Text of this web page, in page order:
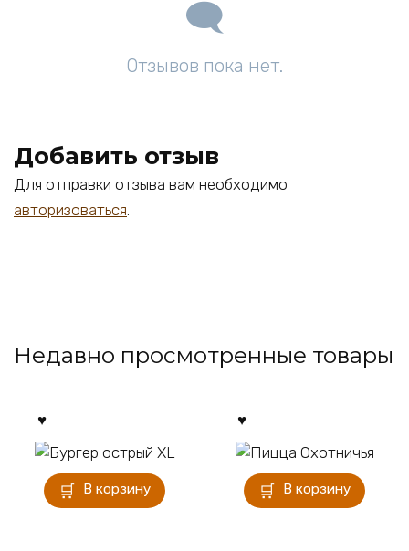
Отзывов пока нет.
Добавить отзыв
Для отправки отзыва вам необходимо
авторизоваться
Недавно просмотренные товары
В корзину В корзину